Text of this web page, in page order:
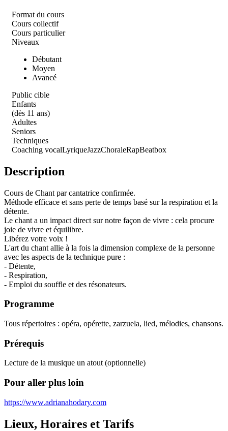
Format du cours
Cours collectif
Cours particulier
Niveaux
Débutant
Moyen
Avancé
Public cible
Enfants
(dès 11 ans)
Adultes
Seniors
Techniques
Coaching vocalLyriqueJazzChoraleRapBeatbox
Description
Cours de Chant par cantatrice confirmée.
Méthode efficace et sans perte de temps basé sur la respiration et la
détente.
Le chant a un impact direct sur notre façon de vivre : cela procure
joie de vivre et équilibre.
Libérez votre voix !
L'art du chant allie à la fois la dimension complexe de la personne
avec les aspects de la technique pure :
- Détente,
- Respiration,
- Emploi du souffle et des résonateurs.
Programme
Tous répertoires : opéra, opérette, zarzuela, lied, mélodies, chansons.
Prérequis
Lecture de la musique un atout (optionnelle)
Pour aller plus loin
https://www.adrianahodary.com
Lieux, Horaires et Tarifs